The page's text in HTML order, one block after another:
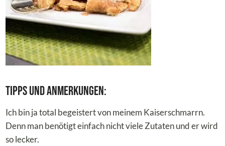
Tipps und Anmerkungen:
Ich bin ja total begeistert von meinem Kaiserschmarrn.
Denn man benötigt einfach nicht viele Zutaten und er wird
so lecker.